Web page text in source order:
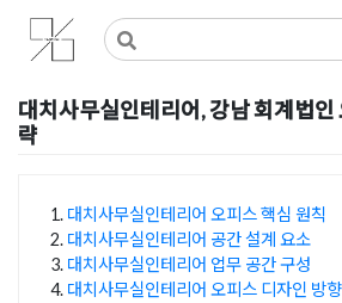
Skip
content
사무실인테리어 디자인 공사 비용견적
사무실인테리어 916
대치사무실인테리어, 강남 회계법인
략
목차
대치사무실인테리어 오피스 핵심 원칙
대치사무실인테리어 공간 설계 요소
대치사무실인테리어 업무 공간 구성
대치사무실인테리어 오피스 디자인 방